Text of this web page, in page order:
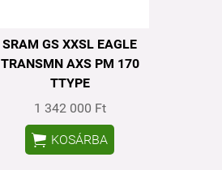
SRAM GS XXSL EAGLE
TRANSMN AXS PM 170
TTYPE
1 342 000 Ft
 KOSÁRBA